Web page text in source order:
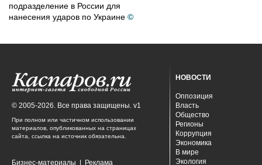
подразделение в России для
нанесения ударов по Украине ©
© 2005-2026. Все права защищены. v1
При полном или частичном использовании
материалов, опубликованных на страницах
сайта, ссылка на источник обязательна.
Бизнес-материалы Реклама
НОВОСТИ
Оппозиция
Власть
Общество
Регионы
Коррупция
Экономика
В мире
Экология